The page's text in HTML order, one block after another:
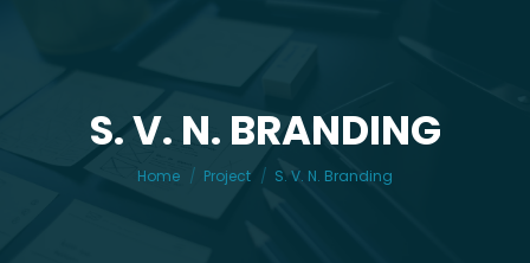
S. V. N. BRANDING
You are here:
Home Project S. V. N. Branding